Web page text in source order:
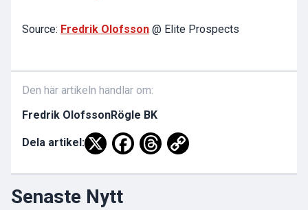
Source: Fredrik Olofsson @ Elite Prospects
Den här artikeln handlar om:
Fredrik OlofssonRögle BK
Dela artikel:
Senaste Nytt